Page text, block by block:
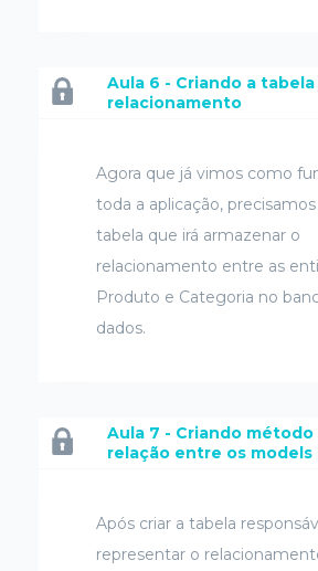
Aula 6 - Criando a tabela
relacionamento
Agora que já vimos como
toda a aplicação, precisamos
tabela que irá armazenar o
relacionamento entre as
Produto e Categoria no
dados.
Aula 7 - Criando método
relação entre os models
Após criar a tabela
representar o